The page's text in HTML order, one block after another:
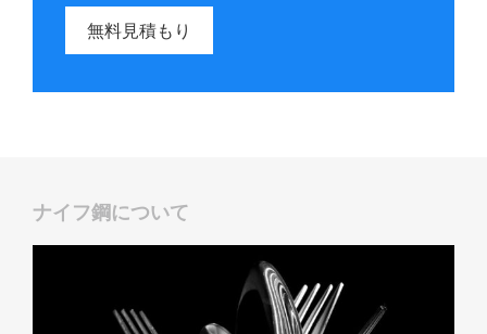
無料見積もり
ナイフ鋼について